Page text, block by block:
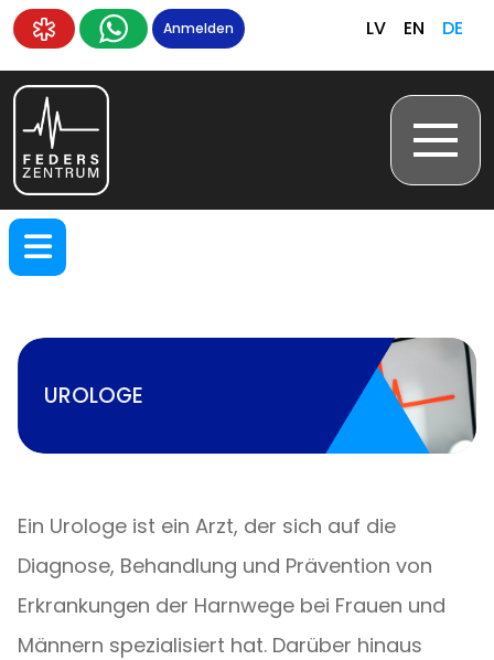
Anmelden LV EN DE
UROLOGE
Ein Urologe ist ein Arzt, der sich auf die
Diagnose, Behandlung und Prävention von
Erkrankungen der Harnwege bei Frauen und
Männern spezialisiert hat. Darüber hinaus